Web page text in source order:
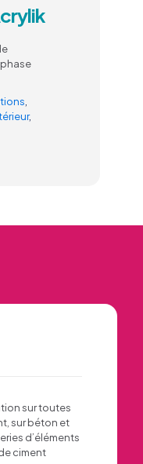
,
,
sur toutes
sur béton et
d’éléments
ciment